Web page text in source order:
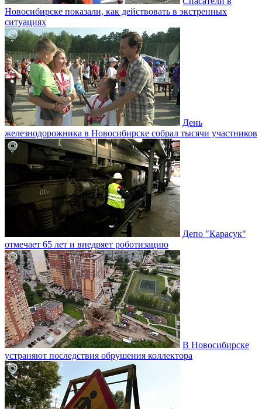
Новосибирске показали, как действовать в экстренных
ситуациях
День
железнодорожника в Новосибирске собрал тысячи участников
Депо "Карасук"
отмечает 65 лет и внедряет роботизацию
В Новосибирске
устраняют последствия обрушения коллектора